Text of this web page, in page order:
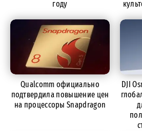
году
Qualcomm официально
подтвердила повышение цен
на процессоры Snapdragon
DJI